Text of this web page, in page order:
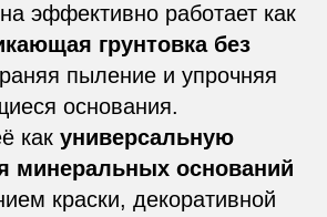
эффективно работает как
грунтовка без
пыление и упрочняя
основания.
как универсальную
минеральных оснований
краски, декоративной